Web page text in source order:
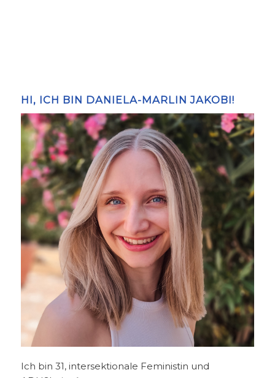
HI, ICH BIN DANIELA-MARLIN JAKOBI!
Ich bin 31, intersektionale Feministin und